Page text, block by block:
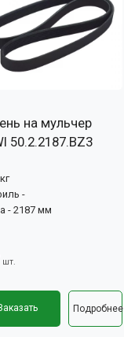
на мульчер
50.2.2187.BZ3
-
- 2187 мм
шт.
Подробнее